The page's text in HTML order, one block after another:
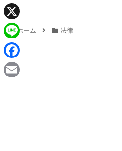
ホーム 法律
R
e
d
d
i
X
L
n
F